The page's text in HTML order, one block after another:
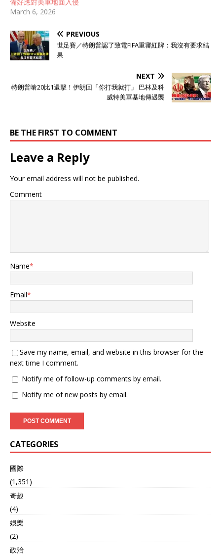
備好應對美軍地面入侵
March 6, 2026
PREVIOUS
世足賽／特朗普認了致電FIFA重審紅牌：我沒有要求結
果
NEXT
特朗普嗆20比1還擊！伊朗回「你打我就打」 巴林及科
威特美軍基地傳遇襲
BE THE FIRST TO COMMENT
Leave a Reply
Your email address will not be published.
Comment
Name*
Email*
Website
Save my name, email, and website in this browser for the
next time I comment.
Notify me of follow-up comments by email.
Notify me of new posts by email.
CATEGORIES
國際
(1,351)
奇趣
(4)
娛樂
(2)
政治